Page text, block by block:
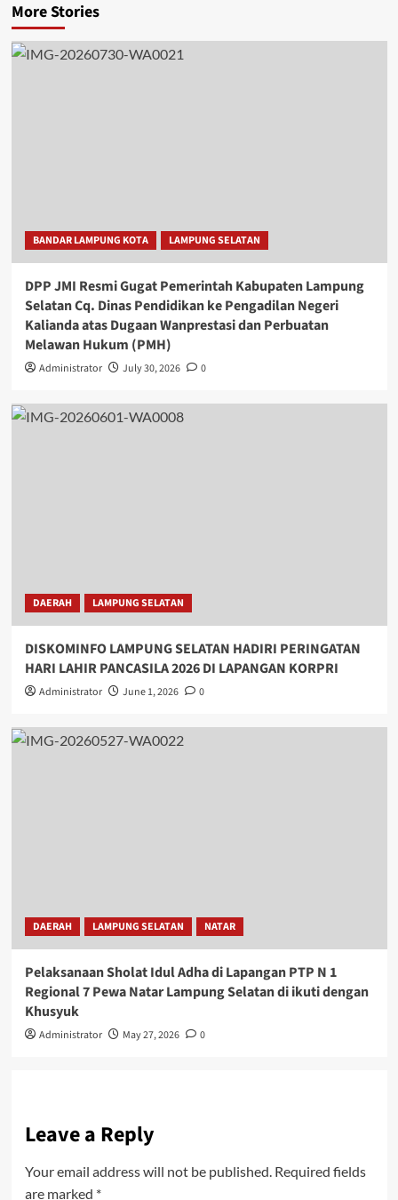
More Stories
BANDAR LAMPUNG KOTA LAMPUNG SELATAN
DPP JMI Resmi Gugat Pemerintah Kabupaten Lampung
Selatan Cq. Dinas Pendidikan ke Pengadilan Negeri
Kalianda atas Dugaan Wanprestasi dan Perbuatan
Melawan Hukum (PMH)
Administrator July 30, 2026 0
DAERAH LAMPUNG SELATAN
DISKOMINFO LAMPUNG SELATAN HADIRI PERINGATAN
HARI LAHIR PANCASILA 2026 DI LAPANGAN KORPRI
Administrator June 1, 2026 0
DAERAH LAMPUNG SELATAN NATAR
Pelaksanaan Sholat Idul Adha di Lapangan PTP N 1
Regional 7 Pewa Natar Lampung Selatan di ikuti dengan
Khusyuk
Administrator May 27, 2026 0
Leave a Reply
Your email address will not be published. Required fields
are marked *